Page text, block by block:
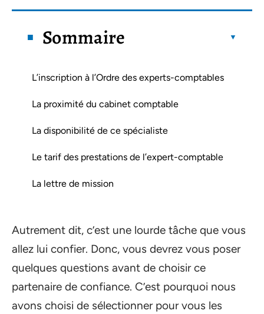
Sommaire
L’inscription à l’Ordre des experts-comptables
La proximité du cabinet comptable
La disponibilité de ce spécialiste
Le tarif des prestations de l’expert-comptable
La lettre de mission
Autrement dit, c’est une lourde tâche que vous
allez lui confier. Donc, vous devrez vous poser
quelques questions avant de choisir ce
partenaire de confiance. C’est pourquoi nous
avons choisi de sélectionner pour vous les